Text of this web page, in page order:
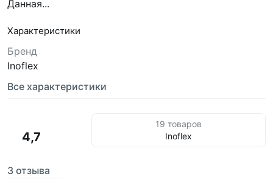
Данная...
Характеристики
Бренд
Inoflex
Все характеристики
4,7
3 отзыва
19 товаров
Inoflex